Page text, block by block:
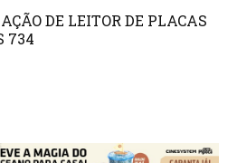
DE LEITOR DE PLACAS
734